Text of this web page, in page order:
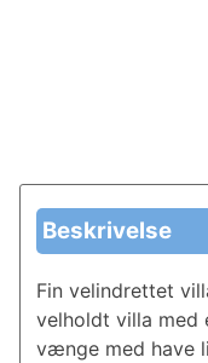
Beskrivelse
Fin velindrettet
velholdt villa med
vænge med have